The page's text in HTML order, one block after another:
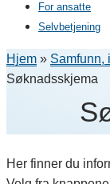
For ansatte
Selvbetjening
Hjem » Samfunn,
Søknadsskjema
Her finner du